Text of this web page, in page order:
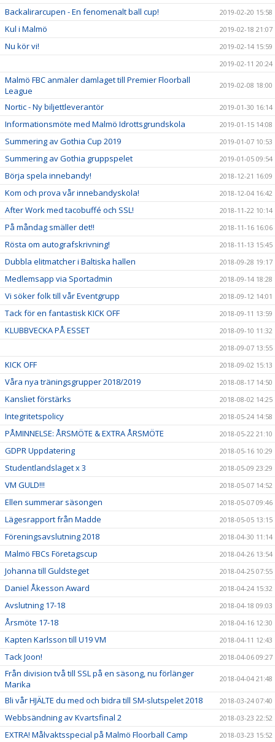
Backalirarcupen - En fenomenalt ball cup! 2019-02-20 15:58
Kul i Malmö 2019-02-18 21:07
Nu kör vi!
2019-02-14 15:59
2019-02-11 20:24
Malmö FBC anmäler damlaget till Premier Floorball
League
2019-02-08 18:00
Nortic - Ny biljettleverantör 2019-01-30 16:14
Informationsmöte med Malmö Idrottsgrundskola 2019-01-15 14:08
Summering av Gothia Cup 2019 2019-01-07 10:53
Summering av Gothia gruppspelet 2019-01-05 09:54
Börja spela innebandy! 2018-12-21 16:09
Kom och prova vår innebandyskola! 2018-12-04 16:42
After Work med tacobuffé och SSL! 2018-11-22 10:14
På måndag smäller det!! 2018-11-16 16:06
Rösta om autografskrivning! 2018-11-13 15:45
Dubbla elitmatcher i Baltiska hallen 2018-09-28 19:17
Medlemsapp via Sportadmin 2018-09-14 18:28
Vi söker folk till vår Eventgrupp 2018-09-12 14:01
Tack för en fantastisk KICK OFF 2018-09-11 13:59
KLUBBVECKA PÅ ESSET
2018-09-10 11:32
2018-09-07 13:55
KICK OFF 2018-09-02 15:13
Våra nya träningsgrupper 2018/2019 2018-08-17 14:50
Kansliet förstärks 2018-08-02 14:25
Integritetspolicy 2018-05-24 14:58
PÅMINNELSE: ÅRSMÖTE & EXTRA ÅRSMÖTE 2018-05-22 21:10
GDPR Uppdatering 2018-05-16 10:29
Studentlandslaget x 3 2018-05-09 23:29
VM GULD!!! 2018-05-07 14:52
Ellen summerar säsongen 2018-05-07 09:46
Lägesrapport från Madde 2018-05-05 13:15
Föreningsavslutning 2018 2018-04-30 11:14
Malmö FBCs Företagscup 2018-04-26 13:54
Johanna till Guldsteget 2018-04-25 07:55
Daniel Åkesson Award 2018-04-24 15:32
Avslutning 17-18 2018-04-18 09:03
Årsmöte 17-18 2018-04-16 12:30
Kapten Karlsson till U19 VM 2018-04-11 12:43
Tack Joon! 2018-04-06 09:27
Från division två till SSL på en säsong, nu förlänger
Marika
2018-04-04 21:48
Bli vår HJÄLTE du med och bidra till SM-slutspelet 2018 2018-03-24 07:40
Webbsändning av Kvartsfinal 2 2018-03-23 22:52
EXTRA! Målvaktsspecial på Malmö Floorball Camp 2018-03-23 15:52